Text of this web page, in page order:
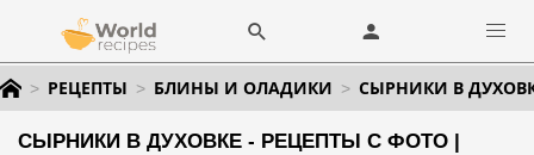
РЕЦЕПТЫ БЛИНЫ И ОЛАДИКИ СЫРНИКИ В
СЫРНИКИ В ДУХОВКЕ - РЕЦЕПТЫ С ФОТО |